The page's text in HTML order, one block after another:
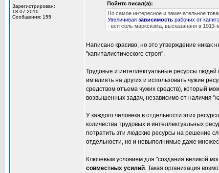
Зарегистрирован:
18.07.2010
Сообщения: 155
Пойнтс писал(а):
Но самое интересное и замечательное
Увеличивая зависимость рабочих от
- вся соль марксизма, высказананя в 1913-
Написано красиво, но это утверждение никак
"капиталистического строя".
Трудовые и интеллектуальные ресурсы людей
им влиять на других и использовать чужие
средством отъема чужих средств), который
возвышенных задач, независимо от наличия
У каждого человека в отдельности этих
количества трудовых и интеллектуальных
потратить эти людские ресурсы на решение
отдельности, но и невыполнимые даже
Ключевым условием для "создания великой
совместных усилий. Такая организация